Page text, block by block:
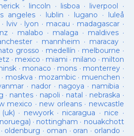
· lincoln · lisboa · liverpool ·
angeles· lublin · lugano · luleå
· lviv · lyon · macau · madagascar·
· malabo · malaga · maldives·
· mannheim · maracay·
grosso · medellín · melbourne ·
· mexico · miami · milano · milton
· monaco · mons · monterrey ·
· moskva · mozambic· muenchen ·
· nador · nagoya · namibia ·
· nantes · napoli · natal · nebraska ·
mexico · new orleans· newcastle
· newyork· nicaragua · nice ·
· nottingham · nouakchott
· oldenburg · oman · oran · orlando ·